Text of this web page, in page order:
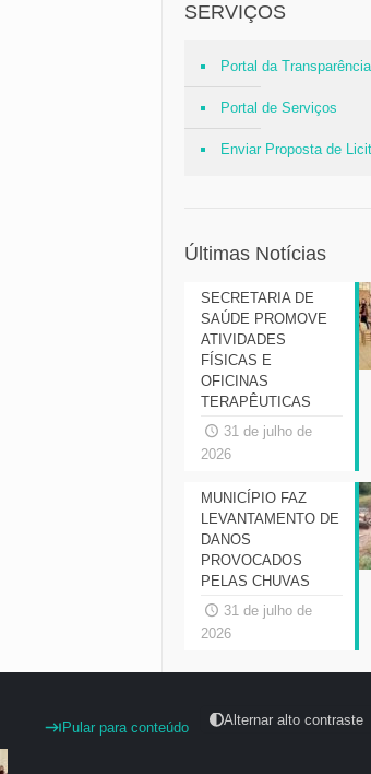
SERVIÇOS
Portal da Transparência
Portal de Serviços
Enviar Proposta de
Últimas Notícias
SECRETARIA DE
SAÚDE PROMOVE
ATIVIDADES
FÍSICAS E
OFICINAS
TERAPÊUTICAS
31 de julho de
2026
MUNICÍPIO FAZ
LEVANTAMENTO DE
DANOS
PROVOCADOS
PELAS CHUVAS
31 de julho de
2026
Pular para conteúdo Alternar alto contraste